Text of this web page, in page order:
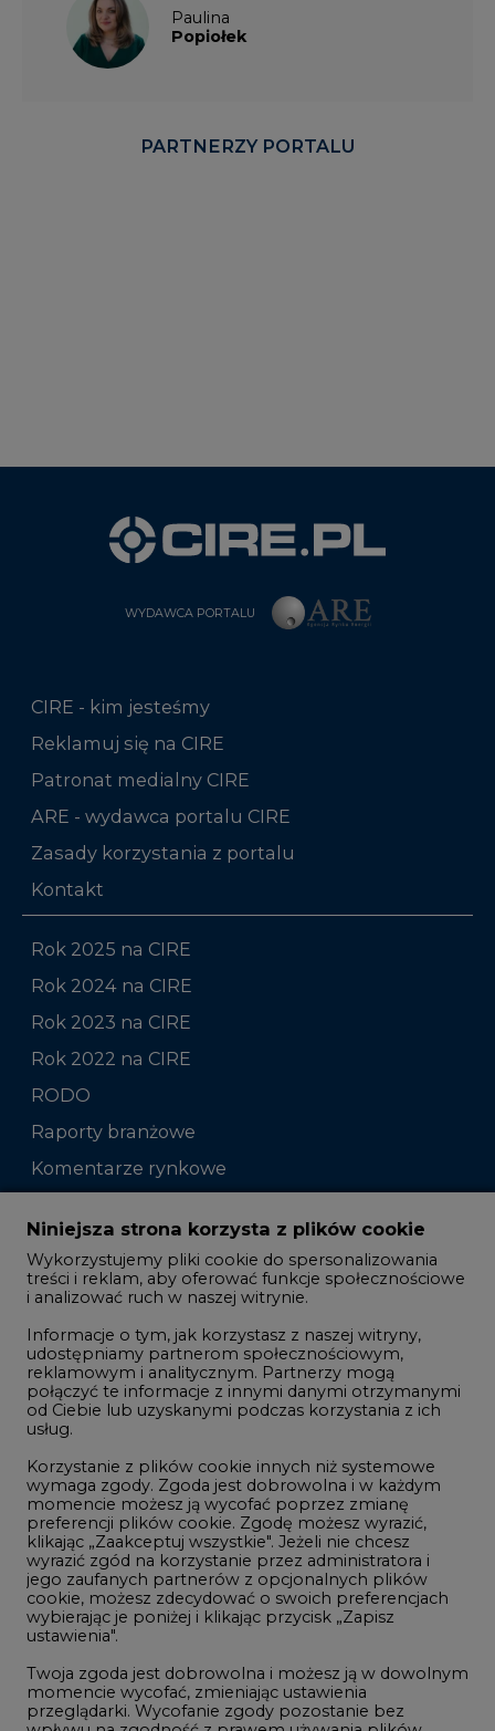
Paulina
Popiołek
PARTNERZY PORTALU
WYDAWCA PORTALU
CIRE - kim jesteśmy
Reklamuj się na CIRE
Patronat medialny CIRE
ARE - wydawca portalu CIRE
Zasady korzystania z portalu
Kontakt
Rok 2025 na CIRE
Rok 2024 na CIRE
Rok 2023 na CIRE
Rok 2022 na CIRE
RODO
Raporty branżowe
Komentarze rynkowe
Zmiany kadrowe na rynku
Studio CIRE
Rozmowy o energetyce
Gospodarka
Geopolityka
LTE450
Innowacje i AI
Telekomunikacja i IT
Handel emisjami CO2
Wodór
Górnictwo
Atom
Niniejsza strona korzysta z plików cookie
Wykorzystujemy pliki cookie do spersonalizowania
treści i reklam, aby oferować funkcje społecznościowe
i analizować ruch w naszej witrynie.
Informacje o tym, jak korzystasz z naszej witryny,
udostępniamy partnerom społecznościowym,
reklamowym i analitycznym. Partnerzy mogą
połączyć te informacje z innymi danymi otrzymanymi
od Ciebie lub uzyskanymi podczas korzystania z ich
usług.
Korzystanie z plików cookie innych niż systemowe
wymaga zgody. Zgoda jest dobrowolna i w każdym
momencie możesz ją wycofać poprzez zmianę
preferencji plików cookie. Zgodę możesz wyrazić,
klikając „Zaakceptuj wszystkie". Jeżeli nie chcesz
wyrazić zgód na korzystanie przez administratora i
jego zaufanych partnerów z opcjonalnych plików
cookie, możesz zdecydować o swoich preferencjach
wybierając je poniżej i klikając przycisk „Zapisz
ustawienia".
Twoja zgoda jest dobrowolna i możesz ją w dowolnym
momencie wycofać, zmieniając ustawienia
przeglądarki. Wycofanie zgody pozostanie bez